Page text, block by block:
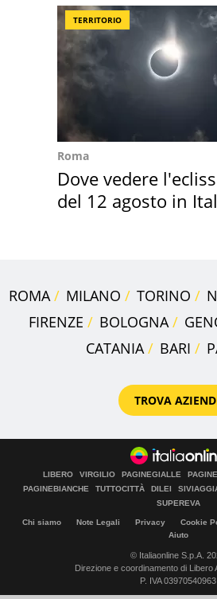
TERRITORIO
Roma
Dove vedere
del 12 agosto in
ROMA MILANO TORINO
FIRENZE
BOLOGNA
CATANIA
BARI
TROVA
LIBERO VIRGILIO PAGINEGIALLE
PAGINEBIANCHE
TUTTOCITTÀ DILEI
SUPEREVA
Chi siamo Note Legali Privacy Cookie
Aiuto
© Italiaonline S.p.A.
Direzione e coordinamento di Libero
P. IVA 03970540963